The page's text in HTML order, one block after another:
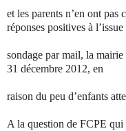
et les parents n’en ont pas
réponses positives à l’issue
sondage par mail, la
31 décembre 2012, en
raison du peu d’enfants
A la question de FCPE qui